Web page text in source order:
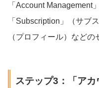
「Account Management
「Subscription」（サブ
（プロフィール）などの
ステップ3：「ア